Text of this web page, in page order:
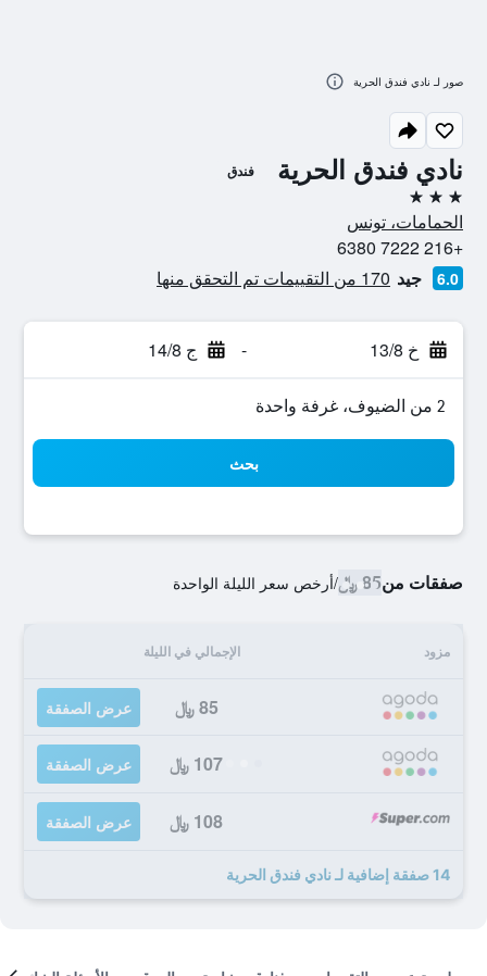
نادي فندق الحرية فندق
3 نجوم
الحمامات، تونس
+216 7222 6380
6.0 جيد 170 من التقييمات تم التحقق منها
خ 13/8 - ج 14/8
2 من الضيوف، غرفة واحدة
بحث
صفقات من85 ﷼ /أرخص سعر الليلة الواحدة
مزود الإجمالي في الليلة
85 ﷼ عرض الصفقة
107 ﷼ عرض الصفقة
108 ﷼ عرض الصفقة
14 صفقة إضافية لـ نادي فندق الحرية
صور لـ نادي فندق الحرية